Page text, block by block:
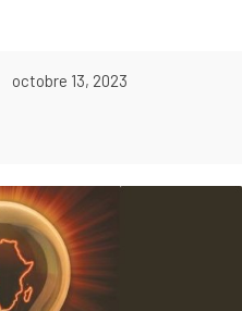
octobre 13, 2023